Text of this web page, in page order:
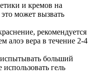
и кремов на
может вызвать
рекомендуется
алоэ вера в течение 2-4
больший
гель